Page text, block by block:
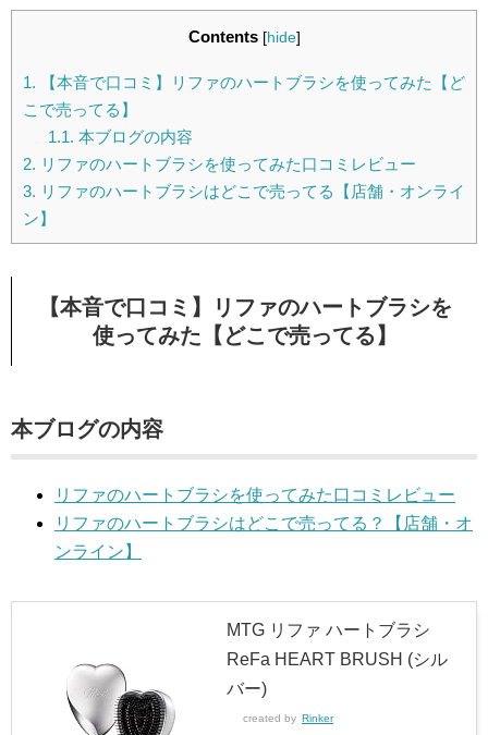
Contents [hide]
1. 【本音で口コミ】リファのハートブラシを使ってみた【ど
こで売ってる】
1.1. 本ブログの内容
2. リファのハートブラシを使ってみた口コミレビュー
3. リファのハートブラシはどこで売ってる【店舗・オンライ
ン】
【本音で口コミ】リファのハートブラシを
使ってみた【どこで売ってる】
本ブログの内容
リファのハートブラシを使ってみた口コミレビュー
リファのハートブラシはどこで売ってる？【店舗・オ
ンライン】
MTG リファ ハートブラシ
ReFa HEART BRUSH (シル
バー)
created by Rinker